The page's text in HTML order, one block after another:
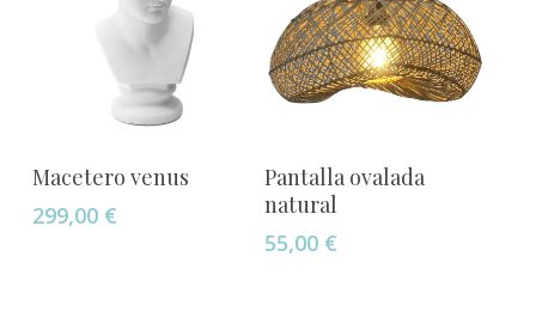
Macetero venus
299,00 €
Añadir Al Carrito
Pantalla ovalada
natural
55,00 €